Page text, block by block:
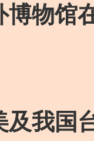
博物馆
及我国